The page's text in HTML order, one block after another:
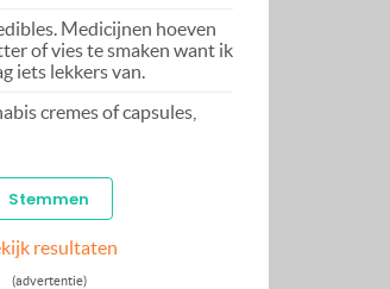
Medicijnen hoeven
of vies te smaken want ik
iets lekkers van.
cremes of capsules,
resultaten
(advertentie)